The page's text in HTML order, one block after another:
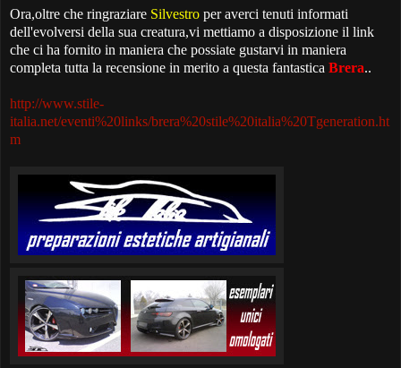
Ora,oltre che ringraziare Silvestro per averci tenuti informati
dell'evolversi della sua creatura,vi mettiamo a disposizione il link
che ci ha fornito in maniera che possiate gustarvi in maniera
completa tutta la recensione in merito a questa fantastica Brera..
http://www.stile-
italia.net/eventi%20links/brera%20stile%20italia%20Tgeneration.ht
m